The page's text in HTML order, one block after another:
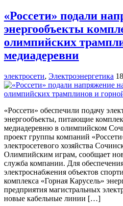
«Россети» подали
энергообъекты
олимпийских
медиадеревни
электросети, Электроэнергетика
«Россети» обеспечили подачу
энергообъекты, питающие
медиадеревню в олимпийском
проект группы компаний
электросетевого хозяйства
Олимпийским играм, сообщает
служба компании. Для
электроснабжения объектов
комплекса «Горная Карусель»
предприятия магистральных
новые кабельные линии […]